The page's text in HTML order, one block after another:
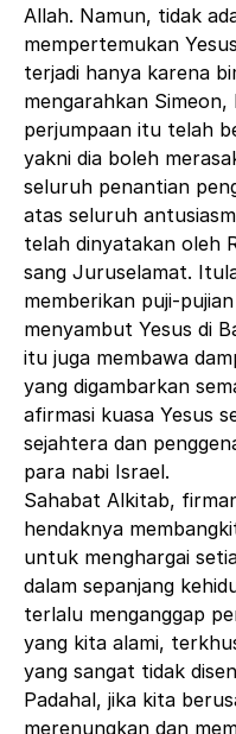
Allah. Namun, tidak
mempertemukan
terjadi hanya karena
mengarahkan Simeon,
perjumpaan itu telah
yakni dia boleh
seluruh penantian
atas seluruh
telah dinyatakan oleh
sang Juruselamat.
memberikan puji-
menyambut Yesus di
itu juga membawa
yang digambarkan
afirmasi kuasa Yesus
sejahtera dan
para nabi Israel.
Sahabat Alkitab,
hendaknya
untuk menghargai
dalam sepanjang
terlalu menganggap
yang kita alami,
yang sangat tidak
Padahal, jika kita
merenungkan dan